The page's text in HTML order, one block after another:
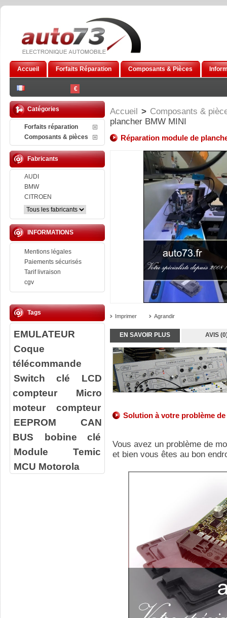
€
Accueil Forfaits Réparation Composants & Pièces
Catégories
Forfaits réparation
Composants & pièces
Fabricants
AUDI
BMW
CITROEN
INFORMATIONS
Mentions légales
Paiements sécurisés
Tarif livraison
cgv
Tags
EMULATEUR
Coque
télécommande
Switch clé
LCD
compteur
Micro
moteur compteur
EEPROM
CAN
BUS
bobine clé
Module Temic
MCU Motorola
Accueil > Composants &
plancher BMW MINI
Réparation module de
Imprimer Agrandir
EN SAVOIR PLUS AVIS
Solution à votre problème
Vous avez un problème de
et bien vous êtes au bon